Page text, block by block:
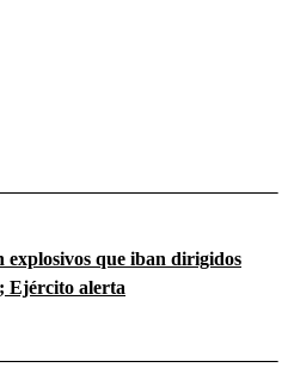
explosivos que iban dirigidos
Ejército alerta